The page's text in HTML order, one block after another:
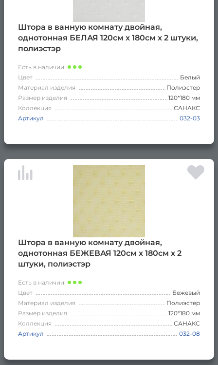
Штора в ванную комнату двойная,
однотонная БЕЛАЯ 120см х 180см х 2 штуки,
полиэстэр
Есть в наличии
Цвет
Белый
Материал изделия
Полиэстер
Размер изделия
120*180 мм
Коллекция
САНАКС
Артикул
032-03
Штора в ванную комнату двойная,
однотонная БЕЖЕВАЯ 120см х 180см х 2
штуки, полиэстэр
Есть в наличии
Цвет
Бежевый
Материал изделия
Полиэстер
Размер изделия
120*180 мм
Коллекция
САНАКС
Артикул
032-08